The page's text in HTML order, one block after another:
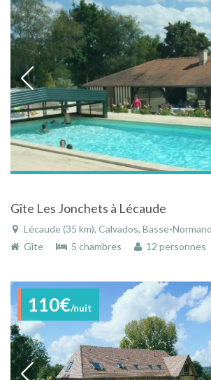
Gîte Les Jonchets à Lécaude
Lécaude (35 km), Calvados, Basse-
Gîte
5 chambres 12 personnes
110€/nuit